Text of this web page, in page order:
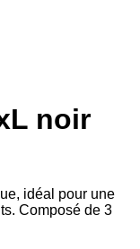
noir
idéal pour une
Composé de 3